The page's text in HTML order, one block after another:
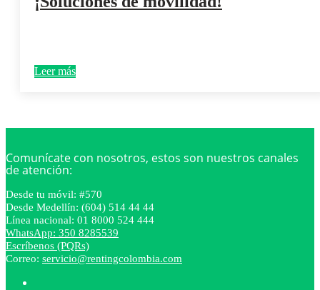
Leer más
Comunícate con nosotros, estos son nuestros canales
de atención:
Desde tu móvil: #570
Desde Medellín: (604) 514 44 44
Línea nacional: 01 8000 524 444
WhatsApp: 350 8285539
Escríbenos (PQRs)
Correo: servicio@rentingcolombia.com